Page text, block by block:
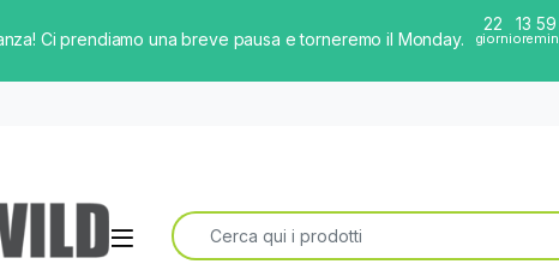
Ci prendiamo una breve pausa e torneremo il Monday.
22
giorni
13
ore
59
min
Ricerca per: